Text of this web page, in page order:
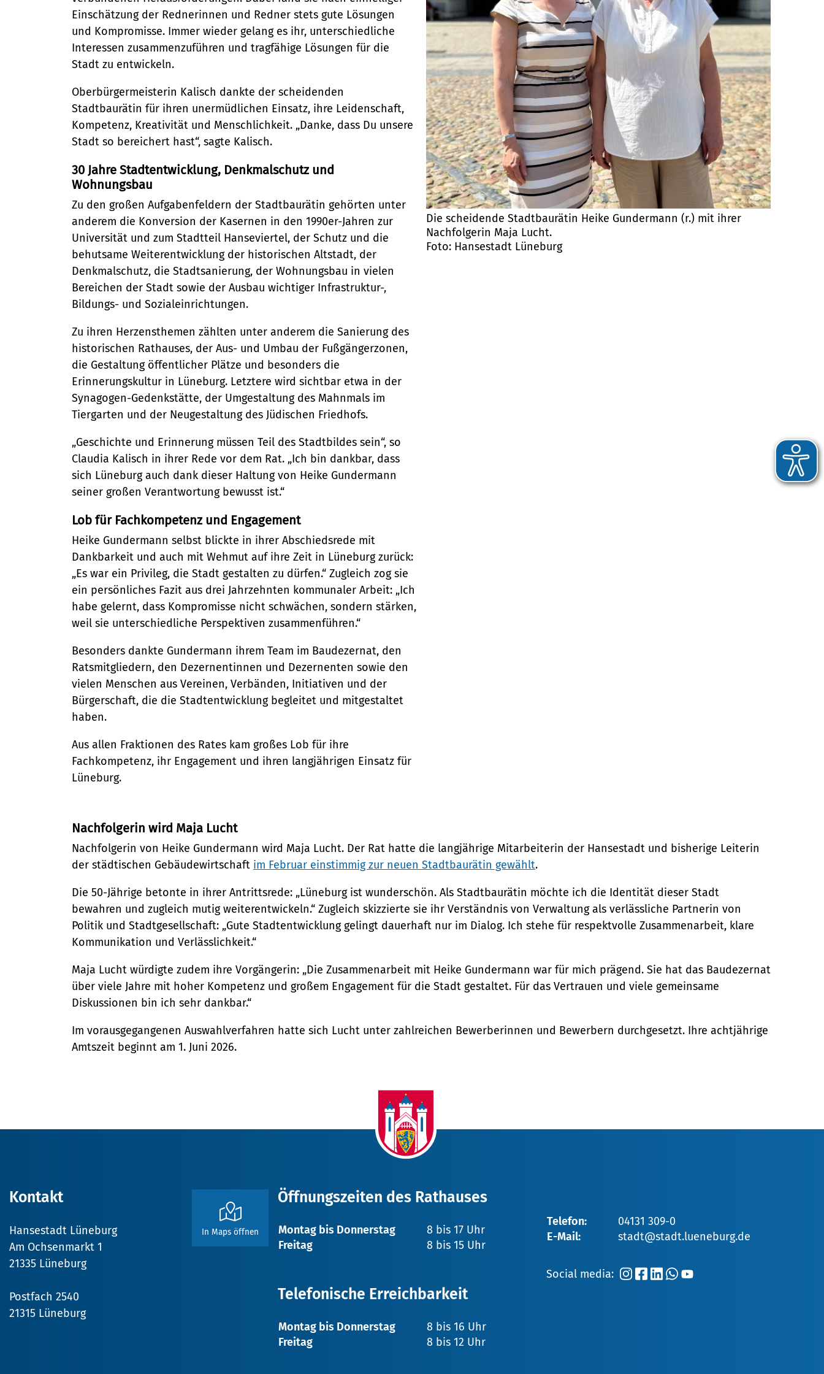
Veranstaltungskalender (Metropolregion HH)
Stadtteilarbeit
Bürger:innenbeteiligung
Ehrenamt
Schiedsamt
Ortsrecht
Straßenreinigung und Winterdienst
04131 - 309-0
stadt@stadt.lueneburg.de
Am Ochsenmarkt 1
21335 Lüneburg
Einschätzung der Rednerinnen und Redner stets gute Lösungen
und Kompromisse. Immer wieder gelang es ihr, unterschiedliche
Interessen zusammenzuführen und tragfähige Lösungen für die
Stadt zu entwickeln.
Oberbürgermeisterin Kalisch dankte der scheidenden
Stadtbaurätin für ihren unermüdlichen Einsatz, ihre Leidenschaft,
Kompetenz, Kreativität und Menschlichkeit. „Danke, dass Du unsere
Stadt so bereichert hast“, sagte Kalisch.
30 Jahre Stadtentwicklung, Denkmalschutz und
Wohnungsbau
Zu den großen Aufgabenfeldern der Stadtbaurätin gehörten unter
anderem die Konversion der Kasernen in den 1990er-Jahren zur
Universität und zum Stadtteil Hanseviertel, der Schutz und die
behutsame Weiterentwicklung der historischen Altstadt, der
Denkmalschutz, die Stadtsanierung, der Wohnungsbau in vielen
Bereichen der Stadt sowie der Ausbau wichtiger Infrastruktur-,
Bildungs- und Sozialeinrichtungen.
Zu ihren Herzensthemen zählten unter anderem die Sanierung des
historischen Rathauses, der Aus- und Umbau der Fußgängerzonen,
die Gestaltung öffentlicher Plätze und besonders die
Erinnerungskultur in Lüneburg. Letztere wird sichtbar etwa in der
Synagogen-Gedenkstätte, der Umgestaltung des Mahnmals im
Tiergarten und der Neugestaltung des Jüdischen Friedhofs.
„Geschichte und Erinnerung müssen Teil des Stadtbildes sein“, so
Claudia Kalisch in ihrer Rede vor dem Rat. „Ich bin dankbar, dass
sich Lüneburg auch dank dieser Haltung von Heike Gundermann
seiner großen Verantwortung bewusst ist.“
Lob für Fachkompetenz und Engagement
Heike Gundermann selbst blickte in ihrer Abschiedsrede mit
Dankbarkeit und auch mit Wehmut auf ihre Zeit in Lüneburg zurück:
„Es war ein Privileg, die Stadt gestalten zu dürfen.“ Zugleich zog sie
ein persönliches Fazit aus drei Jahrzehnten kommunaler Arbeit: „Ich
habe gelernt, dass Kompromisse nicht schwächen, sondern stärken,
weil sie unterschiedliche Perspektiven zusammenführen.“
Besonders dankte Gundermann ihrem Team im Baudezernat, den
Ratsmitgliedern, den Dezernentinnen und Dezernenten sowie den
vielen Menschen aus Vereinen, Verbänden, Initiativen und der
Bürgerschaft, die die Stadtentwicklung begleitet und mitgestaltet
haben.
Aus allen Fraktionen des Rates kam großes Lob für ihre
Fachkompetenz, ihr Engagement und ihren langjährigen Einsatz für
Lüneburg.
Die scheidende Stadtbaurätin Heike Gundermann (r.) mit ihrer
Nachfolgerin Maja Lucht.
Foto: Hansestadt Lüneburg
Nachfolgerin wird Maja Lucht
Nachfolgerin von Heike Gundermann wird Maja Lucht. Der Rat hatte die langjährige Mitarbeiterin der Hansestadt und bisherige Leiterin
der städtischen Gebäudewirtschaft im Februar einstimmig zur neuen Stadtbaurätin gewählt.
Die 50-Jährige betonte in ihrer Antrittsrede: „Lüneburg ist wunderschön. Als Stadtbaurätin möchte ich die Identität dieser Stadt
bewahren und zugleich mutig weiterentwickeln.“ Zugleich skizzierte sie ihr Verständnis von Verwaltung als verlässliche Partnerin von
Politik und Stadtgesellschaft: „Gute Stadtentwicklung gelingt dauerhaft nur im Dialog. Ich stehe für respektvolle Zusammenarbeit, klare
Kommunikation und Verlässlichkeit.“
Maja Lucht würdigte zudem ihre Vorgängerin: „Die Zusammenarbeit mit Heike Gundermann war für mich prägend. Sie hat das Baudezernat
über viele Jahre mit hoher Kompetenz und großem Engagement für die Stadt gestaltet. Für das Vertrauen und viele gemeinsame
Diskussionen bin ich sehr dankbar.“
Im vorausgegangenen Auswahlverfahren hatte sich Lucht unter zahlreichen Bewerberinnen und Bewerbern durchgesetzt. Ihre achtjährige
Amtszeit beginnt am 1. Juni 2026.
In Maps öffnen
Kontakt
Hansestadt Lüneburg
Am Ochsenmarkt 1
21335 Lüneburg
Postfach 2540
21315 Lüneburg
Öffnungszeiten des Rathauses
Montag bis Donnerstag
8 bis 17 Uhr
Freitag
8 bis 15 Uhr
Telefonische Erreichbarkeit
Montag bis Donnerstag
8 bis 16 Uhr
Freitag
8 bis 12 Uhr
Telefon:
04131 309-0
E-Mail:
stadt@stadt.lueneburg.de
Social media: